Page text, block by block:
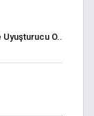
Uyuşturucu O..